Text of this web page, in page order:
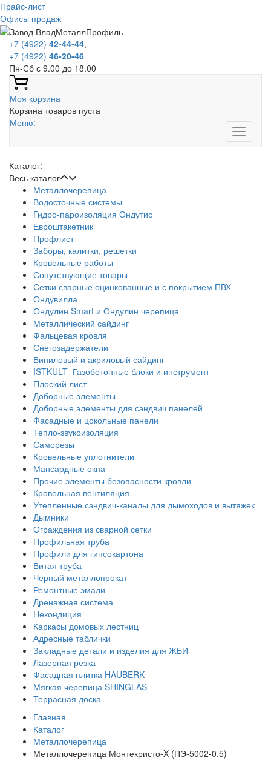
Прайс-лист
Офисы продаж
+7 (4922) 42-44-44,
+7 (4922) 46-20-46
Пн-Сб с 9.00 до 18.00
Моя корзина
Корзина товаров пуста
Меню:
Каталог:
Весь каталог
Металлочерепица
Водосточные системы
Гидро-пароизоляция Ондутис
Евроштакетник
Профлист
Заборы, калитки, решетки
Кровельные работы
Сопутствующие товары
Сетки сварные оцинкованные и с покрытием ПВХ
Ондувилла
Ондулин Smart и Ондулин черепица
Металлический сайдинг
Фальцевая кровля
Снегозадержатели
Виниловый и акриловый сайдинг
ISTKULT- Газобетонные блоки и инструмент
Плоский лист
Доборные элементы
Доборные элементы для сэндвич панелей
Фасадные и цокольные панели
Тепло-звукоизоляция
Саморезы
Кровельные уплотнители
Мансардные окна
Прочие элементы безопасности кровли
Кровельная вентиляция
Утепленные сэндвич-каналы для дымоходов и вытяжек
Дымники
Ограждения из сварной сетки
Профильная труба
Профили для гипсокартона
Витая труба
Черный металлопрокат
Ремонтные эмали
Дренажная система
Некондиция
Каркасы домовых лестниц
Адресные таблички
Закладные детали и изделия для ЖБИ
Лазерная резка
Фасадная плитка HAUBERK
Мягкая черепица SHINGLAS
Террасная доска
Главная
Каталог
Металлочерепица
Металлочерепица Монтекристо-X (ПЭ-5002-0.5)